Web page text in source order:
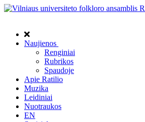
Naujienos
Renginiai
Rubrikos
Spaudoje
Apie Ratilio
Muzika
Leidiniai
Nuotraukos
EN